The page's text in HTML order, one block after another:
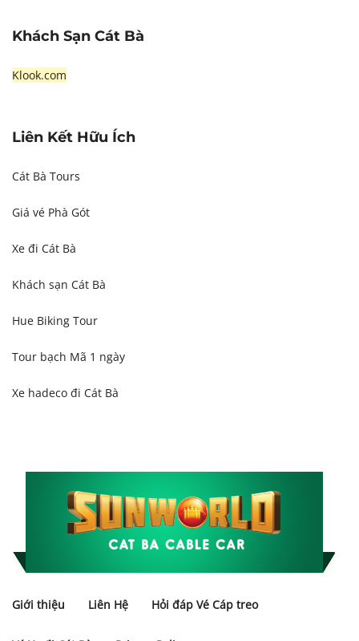
Khách Sạn Cát Bà
Klook.com
Liên Kết Hữu Ích
Cát Bà Tours
Giá vé Phà Gót
Xe đi Cát Bà
Khách sạn Cát Bà
Hue Biking Tour
Tour bạch Mã 1 ngày
Xe hadeco đi Cát Bà
Giới thiệu Liên Hệ Hỏi đáp Vé Cáp treo